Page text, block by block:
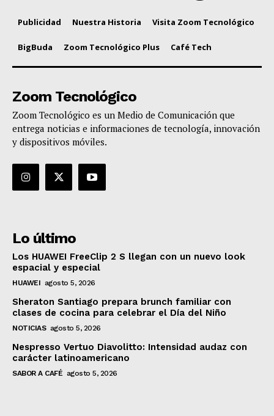
Publicidad Nuestra Historia Visita Zoom Tecnológico
BigBuda Zoom Tecnológico Plus Café Tech
Zoom Tecnológico
Zoom Tecnológico es un Medio de Comunicación que
entrega noticias e informaciones de tecnología, innovación
y dispositivos móviles.
Lo último
Los HUAWEI FreeClip 2 S llegan con un nuevo look
espacial y especial
HUAWEI agosto 5, 2026
Sheraton Santiago prepara brunch familiar con
clases de cocina para celebrar el Día del Niño
NOTICIAS agosto 5, 2026
Nespresso Vertuo Diavolitto: Intensidad audaz con
carácter latinoamericano
SABOR A CAFÉ agosto 5, 2026